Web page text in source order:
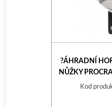
?ÁHRADNÍ
NŮŽKY
Kod